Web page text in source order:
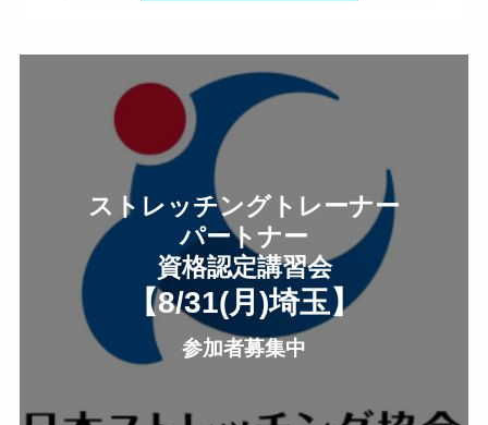
ストレッチングトレーナー
パートナー
資格認定講習会
【8/31(月 )埼玉】
参加者募集中